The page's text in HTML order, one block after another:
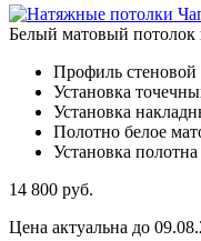
Белый матовый потолок
Профиль
Установка
Установка
Полотно белое
Установка полотна
14 800 руб.
Цена актуальна до